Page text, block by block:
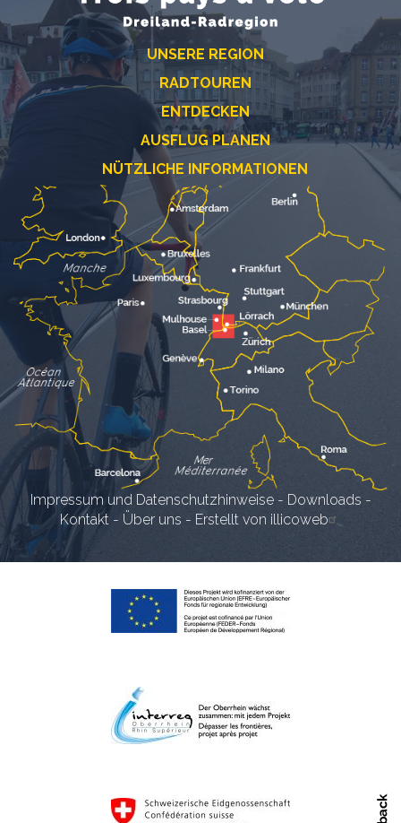
UNSERE REGION
RADTOUREN
ENTDECKEN
AUSFLUG PLANEN
NÜTZLICHE INFORMATIONEN
Impressum und Datenschutzhinweise- Downloads -
Kontakt - Über uns - Erstellt von illicoweb